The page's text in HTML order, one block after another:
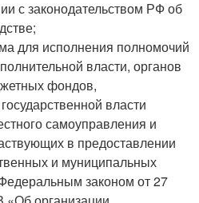
с законодательством РФ об
для исполнения полномочий
власти, органов
фондов,
власти
самоуправления и
в предоставлении
и муниципальных
законом от 27